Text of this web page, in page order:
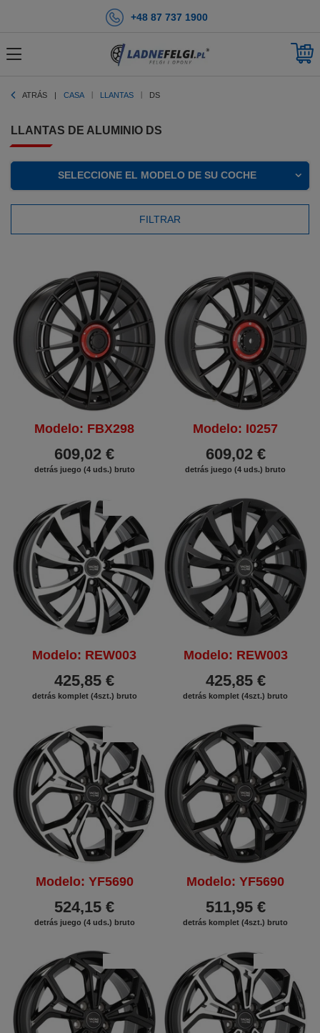
+48 87 737 1900
ATRÁS CASA LLANTAS DS
LLANTAS DE ALUMINIO DS
SELECCIONE EL MODELO DE SU COCHE
FILTRAR
Modelo: FBX298
609,02 €
detrás juego (4 uds.) bruto
Modelo: I0257
609,02 €
detrás juego (4 uds.) bruto
Modelo: REW003
425,85 €
detrás komplet (4szt.) bruto
Modelo: REW003
425,85 €
detrás komplet (4szt.) bruto
Modelo: YF5690
524,15 €
detrás juego (4 uds.) bruto
Modelo: YF5690
511,95 €
detrás komplet (4szt.) bruto